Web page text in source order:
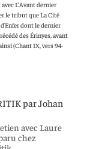
L’Avant dernier
le tribut que La Cité
dont le dernier
des Érinyes, avant
(Chant IX, vers 94-
par Johan
avec Laure
chez